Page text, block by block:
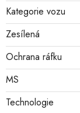
Kategorie vozu
Zesílená
Ochrana ráfku
MS
Technologie